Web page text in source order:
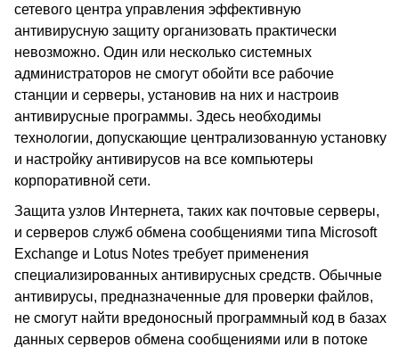
сетевого центра управления эффективную
антивирусную защиту организовать практически
невозможно. Один или несколько системных
администраторов не смогут обойти все рабочие
станции и серверы, установив на них и настроив
антивирусные программы. Здесь необходимы
технологии, допускающие централизованную установку
и настройку антивирусов на все компьютеры
корпоративной сети.
Защита узлов Интернета, таких как почтовые серверы,
и серверов служб обмена сообщениями типа Microsoft
Exchange и Lotus Notes требует применения
специализированных антивирусных средств. Обычные
антивирусы, предназначенные для проверки файлов,
не смогут найти вредоносный программный код в базах
данных серверов обмена сообщениями или в потоке